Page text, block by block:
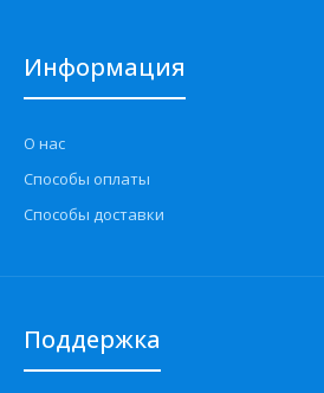
Информация
О нас
Способы оплаты
Способы доставки
Поддержка